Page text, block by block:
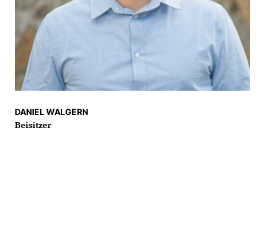
DANIEL WALGERN
Beisitzer